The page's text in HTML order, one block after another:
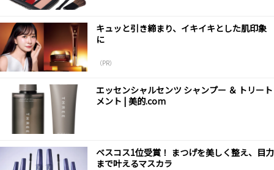
キュッと引き締まり、イキイキとした肌印象
に
（PR）
エッセンシャルセンツ シャンプー ＆ トリート
メント | 美的.com
ベスコス1位受賞！ まつげを美しく整え、目力
まで叶えるマスカラ